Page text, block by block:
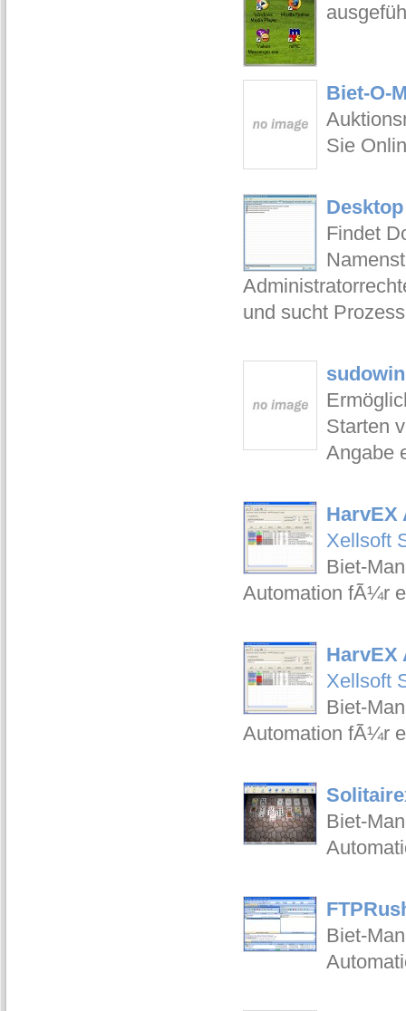
Biet-O-
Sie
Findet
und sucht
Starten
Angabe
HarvEX
Xellsoft
Biet-
Automation fÃ¼r
HarvEX
Xellsoft
Biet-
Automation fÃ¼r
Biet-
Biet-